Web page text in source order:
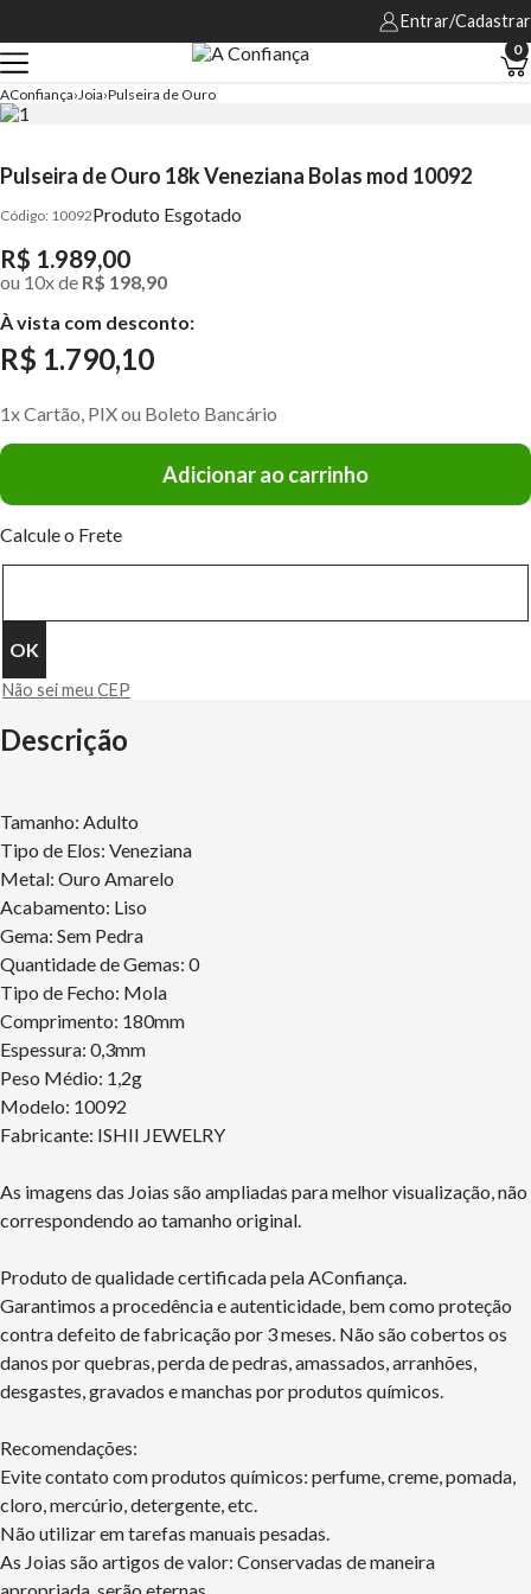
Entrar/Cadastrar
0
AConfiança Joia Pulseira de Ouro
Pulseira de Ouro 18k Veneziana Bolas mod 10092
10092Produto Esgotado
R$ 1.989,00
ou 10xde R$ 198,90
À vista com desconto:
R$ 1.790,10
1x Cartão, PIX ou Boleto Bancário
Adicionar ao carrinho
Calcule o Frete
Não sei meu CEP
Descrição
Tamanho: Adulto
Tipo de Elos: Veneziana
Metal: Ouro Amarelo
Acabamento: Liso
Gema: Sem Pedra
Quantidade de Gemas: 0
Tipo de Fecho: Mola
Comprimento: 180mm
Espessura: 0,3mm
Peso Médio: 1,2g
Modelo: 10092
Fabricante: ISHII JEWELRY
As imagens das Joias são ampliadas para melhor visualização, não
correspondendo ao tamanho original.
Produto de qualidade certificada pela AConfiança.
Garantimos a procedência e autenticidade, bem como proteção
contra defeito de fabricação por 3 meses. Não são cobertos os
danos por quebras, perda de pedras, amassados, arranhões,
desgastes, gravados e manchas por produtos químicos.
Recomendações:
Evite contato com produtos químicos: perfume, creme, pomada,
cloro, mercúrio, detergente, etc.
Não utilizar em tarefas manuais pesadas.
As Joias são artigos de valor: Conservadas de maneira